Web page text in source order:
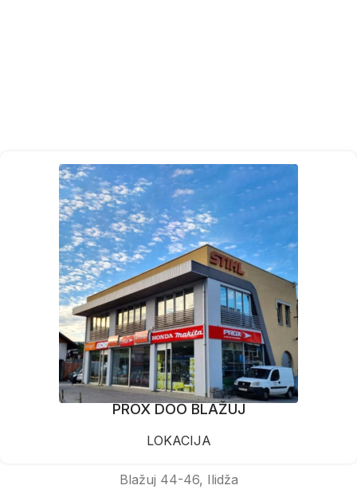
PROX DOO BLAŽUJ
LOKACIJA
Blažuj 44-46, Ilidža